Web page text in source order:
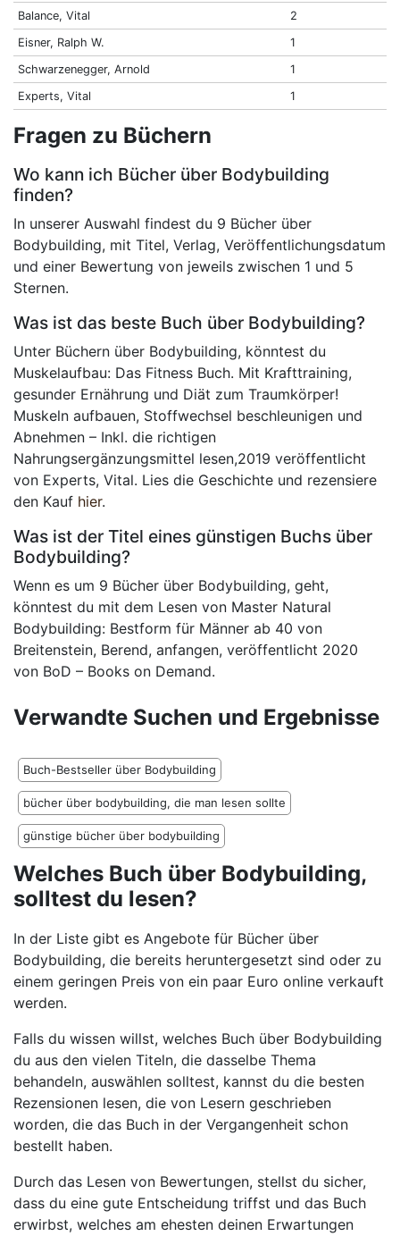
Balance, Vital
2
Eisner, Ralph W.
1
Schwarzenegger, Arnold
1
Experts, Vital
1
Fragen zu Büchern
Wo kann ich Bücher über Bodybuilding
finden?
In unserer Auswahl findest du 9 Bücher über
Bodybuilding, mit Titel, Verlag, Veröffentlichungsdatum
und einer Bewertung von jeweils zwischen 1 und 5
Sternen.
Was ist das beste Buch über Bodybuilding?
Unter Büchern über Bodybuilding, könntest du
Muskelaufbau: Das Fitness Buch. Mit Krafttraining,
gesunder Ernährung und Diät zum Traumkörper!
Muskeln aufbauen, Stoffwechsel beschleunigen und
Abnehmen – Inkl. die richtigen
Nahrungsergänzungsmittel lesen,2019 veröffentlicht
von Experts, Vital. Lies die Geschichte und rezensiere
den Kauf hier.
Was ist der Titel eines günstigen Buchs über
Bodybuilding?
Wenn es um 9 Bücher über Bodybuilding, geht,
könntest du mit dem Lesen von Master Natural
Bodybuilding: Bestform für Männer ab 40 von
Breitenstein, Berend, anfangen, veröffentlicht 2020
von BoD – Books on Demand.
Verwandte Suchen und Ergebnisse
Buch-Bestseller über Bodybuilding
bücher über bodybuilding, die man lesen sollte
günstige bücher über bodybuilding
Welches Buch über Bodybuilding,
solltest du lesen?
In der Liste gibt es Angebote für Bücher über
Bodybuilding, die bereits heruntergesetzt sind oder zu
einem geringen Preis von ein paar Euro online verkauft
werden.
Falls du wissen willst, welches Buch über Bodybuilding
du aus den vielen Titeln, die dasselbe Thema
behandeln, auswählen solltest, kannst du die besten
Rezensionen lesen, die von Lesern geschrieben
worden, die das Buch in der Vergangenheit schon
bestellt haben.
Durch das Lesen von Bewertungen, stellst du sicher,
dass du eine gute Entscheidung triffst und das Buch
erwirbst, welches am ehesten deinen Erwartungen